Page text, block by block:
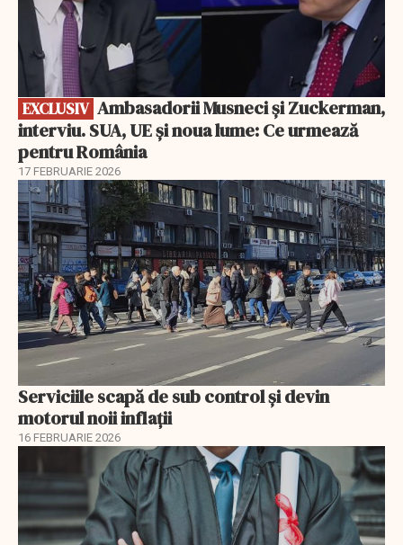
EXCLUSIV
interviu. SUA, UE și noua lume: Ce urmează
pentru România
17 FEBRUARIE 2026
Serviciile scapă de sub control și devin
motorul noii inflații
16 FEBRUARIE 2026